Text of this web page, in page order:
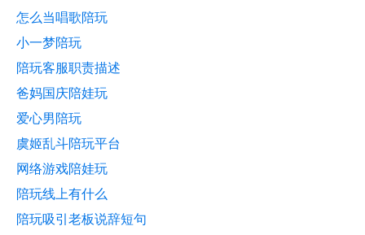
怎么当唱歌陪玩
小一梦陪玩
陪玩客服职责描述
爸妈国庆陪娃玩
爱心男陪玩
虞姬乱斗陪玩平台
网络游戏陪娃玩
陪玩线上有什么
陪玩吸引老板说辞短句